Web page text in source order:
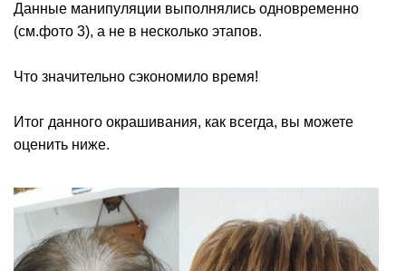
Данные манипуляции выполнялись одновременно
(см.фото 3), а не в несколько этапов.
Что значительно сэкономило время!
Итог данного окрашивания, как всегда, вы можете
оценить ниже.